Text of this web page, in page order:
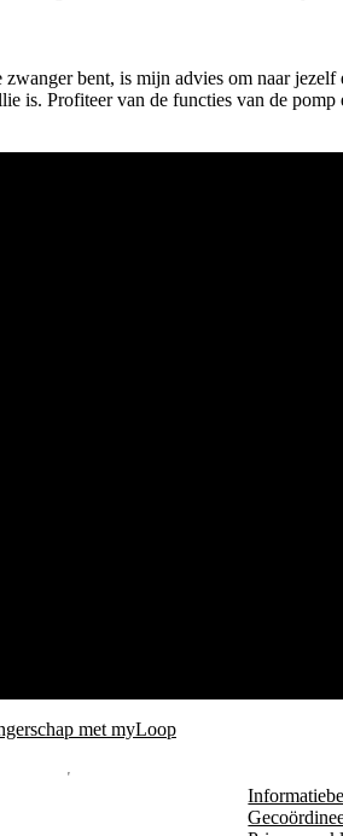
bent, is mijn advies om naar
is. Profiteer van de functies van de
met myLoop